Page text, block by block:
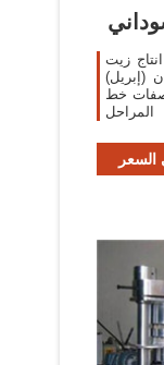
زيت
مشاريع صغيرة 21 نيسان (إبريل)
خط
تسويق